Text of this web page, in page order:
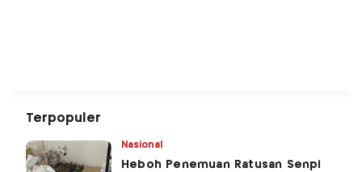
Terpopuler
Nasional
Heboh Penemuan Ratusan Senpi